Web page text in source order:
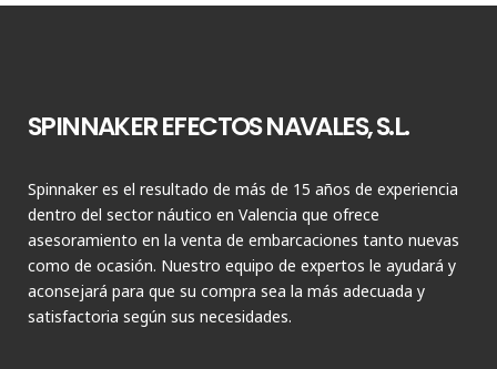
SPINNAKER EFECTOS NAVALES, S.L.
Spinnaker es el resultado de más de 15 años de experiencia
dentro del sector náutico en Valencia que ofrece
asesoramiento en la venta de embarcaciones tanto nuevas
como de ocasión. Nuestro equipo de expertos le ayudará y
aconsejará para que su compra sea la más adecuada y
satisfactoria según sus necesidades.